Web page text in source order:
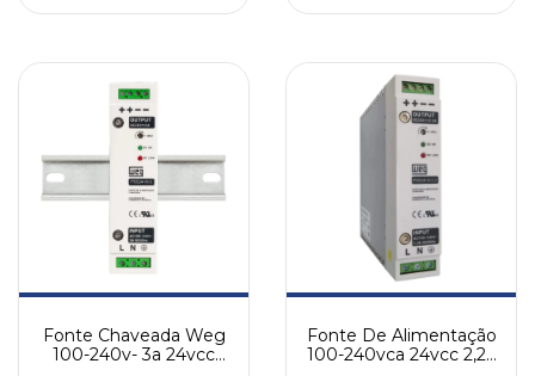
Fonte Chaveada Weg
100-240v- 3a 24vcc
Fonte De Alimentação
100-240vca 24vcc 2,2a